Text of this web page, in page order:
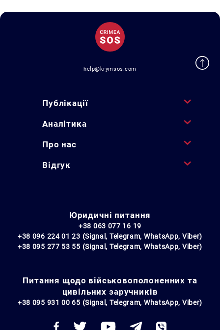
help@krymsos.com
Публікації
Аналітика
Про нас
Відгук
Юридичні питання
+38 063 077 16 19
+38 096 224 01 23 (Signal, Telegram, WhatsApp, Viber)
+38 095 277 53 55 (Signal, Telegram, WhatsApp, Viber)
Питання щодо військовополоненних та
цивільних заручників
+38 095 931 00 65 (Signal, Telegram, WhatsApp, Viber)